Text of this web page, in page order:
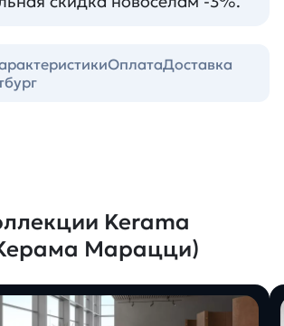
ОплатаДоставка
Kerama
Марацци)